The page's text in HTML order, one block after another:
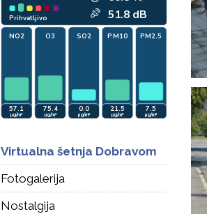
Virtualna šetnja Dobravom
Fotogalerija
Nostalgija